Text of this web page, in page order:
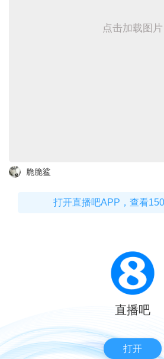
点击加载图片
脆脆鲨
打开直播吧APP，查看
直播吧
打开